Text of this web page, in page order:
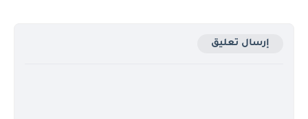
إرسال تعليق